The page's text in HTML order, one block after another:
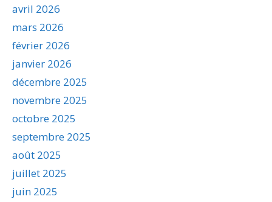
avril 2026
mars 2026
février 2026
janvier 2026
décembre 2025
novembre 2025
octobre 2025
septembre 2025
août 2025
juillet 2025
juin 2025